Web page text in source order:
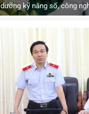
kỹ năng số, công